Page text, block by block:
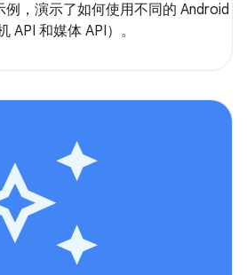
，演示了如何使用不同的 Android
API 和媒体 API）。